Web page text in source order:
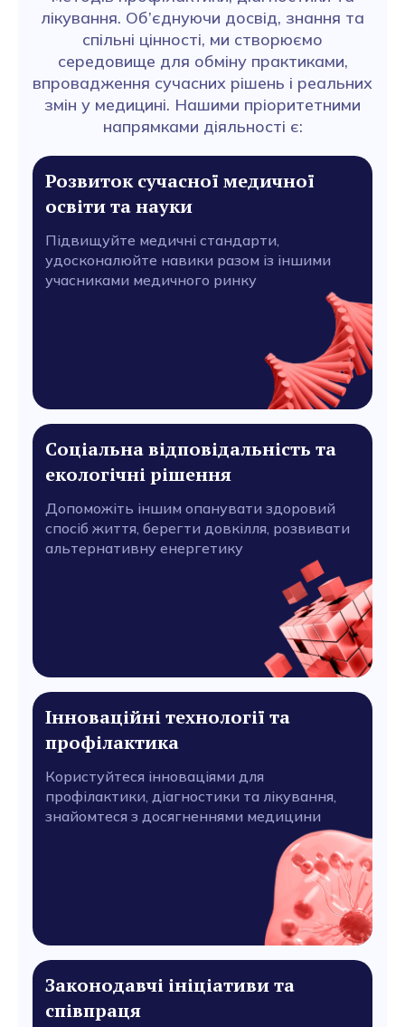
лікування. Об’єднуючи досвід, знання та
спільні цінності, ми створюємо
середовище для обміну практиками,
впровадження сучасних рішень і реальних
змін у медицині. Нашими пріоритетними
напрямками діяльності є:
Розвиток сучасної медичної
освіти та науки
Підвищуйте медичні стандарти,
удосконалюйте навики разом із іншими
учасниками медичного ринку
Соціальна відповідальність та
екологічні рішення
Допоможіть іншим опанувати здоровий
спосіб життя, берегти довкілля, розвивати
альтернативну енергетику
Інноваційні технології та
профілактика
Користуйтеся інноваціями для
профілактики, діагностики та лікування,
знайомтеся з досягненнями медицини
Законодавчі ініціативи та
співпраця